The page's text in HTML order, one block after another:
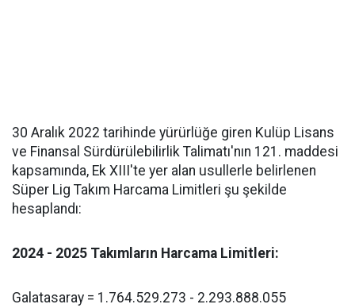
30 Aralık 2022 tarihinde yürürlüğe giren Kulüp Lisans
ve Finansal Sürdürülebilirlik Talimatı'nın 121. maddesi
kapsamında, Ek XIII'te yer alan usullerle belirlenen
Süper Lig Takım Harcama Limitleri şu şekilde
hesaplandı:
2024 - 2025 Takımların Harcama Limitleri:
Galatasaray = 1.764.529.273 - 2.293.888.055